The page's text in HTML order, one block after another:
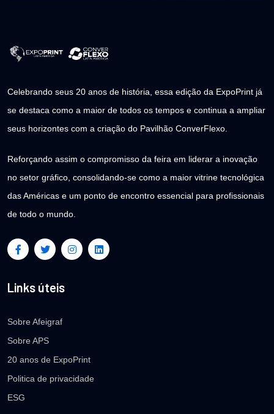
Celebrando seus 20 anos de história, essa edição da ExpoPrint já
se destaca como a maior de todos os tempos e continua a ampliar
seus horizontes com a criação do Pavilhão ConverFlexo.
Reforçando assim o compromisso da feira em liderar a inovação
no setor gráfico, consolidando-se como a maior vitrine tecnológica
das Américas e um ponto de encontro essencial para profissionais
de todo o mundo.
Links úteis
Sobre Afeigraf
Sobre APS
20 anos de ExpoPrint
Politica de privacidade
ESG